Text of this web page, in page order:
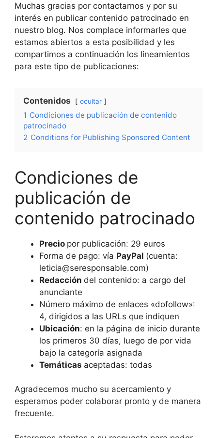
Muchas gracias por contactarnos y por su
interés en publicar contenido patrocinado en
nuestro blog. Nos complace informarles que
estamos abiertos a esta posibilidad y les
compartimos a continuación los lineamientos
para este tipo de publicaciones:
Contenidos ocultar
1 Condiciones de publicación de contenido
patrocinado
2 Conditions for Publishing Sponsored Content
Condiciones de
publicación de
contenido patrocinado
Precio por publicación: 29 euros
Forma de pago: vía PayPal (cuenta:
leticia@seresponsable.com)
Redacción del contenido: a cargo del
anunciante
Número máximo de enlaces «dofollow»:
4, dirigidos a las URLs que indiquen
Ubicación: en la página de inicio durante
los primeros 30 días, luego de por vida
bajo la categoría asignada
Temáticas aceptadas: todas
Agradecemos mucho su acercamiento y
esperamos poder colaborar pronto y de manera
frecuente.